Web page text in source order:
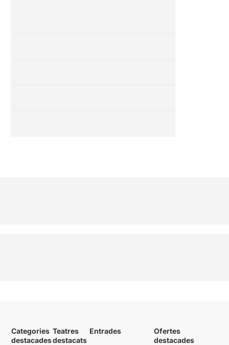
Categories
destacades
Teatres
destacats
Entrades
Ofertes
destacades